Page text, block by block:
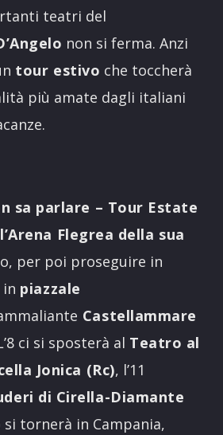
teatri del
non si ferma. Anzi
tour estivo che toccherà
più amate dagli italiani
sa parlare – Tour Estate
Flegrea della sua
per poi proseguire in
piazzale
Castellammare
ci si sposterà al Teatro al
Jonica (Rc), l’11
di Cirella-Diamante
si tornerà in Campania,